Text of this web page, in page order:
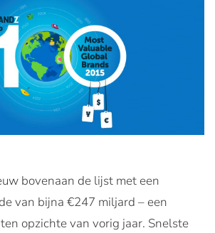
bovenaan de lijst met een
van bijna €247 miljard – een
opzichte van vorig jaar. Snelste